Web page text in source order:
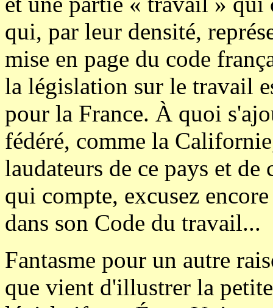
qui, par leur densité,
mise en page du code
la législation sur le travail
pour la France. À quoi
fédéré, comme la
laudateurs de ce pays et
qui compte, excusez
dans son Code du travail...
Fantasme pour un autre
que vient d'illustrer la